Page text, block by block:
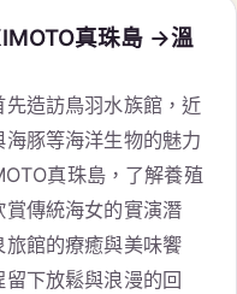
真珠島 →溫
造訪鳥羽水族館，近
豚等海洋生物的魅力
真珠島，了解養殖
傳統海女的實演潛
館的療癒與美味饗
下放鬆與浪漫的回